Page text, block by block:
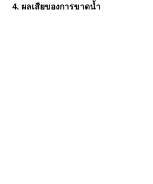
4. ผลเสียของการขาดน้ำ